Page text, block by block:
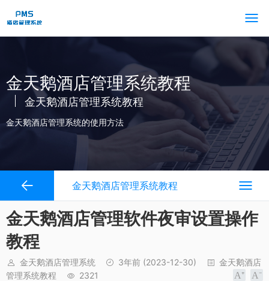
金天鹅酒店管理系统教程
金天鹅酒店管理系统教程
金天鹅酒店管理系统的使用方法
金天鹅酒店管理系统教程
金天鹅酒店管理软件夜审设置操作
教程
金天鹅酒店管理系统 3年前 (2023-12-30)
金天鹅酒店
管理系统教程
2321